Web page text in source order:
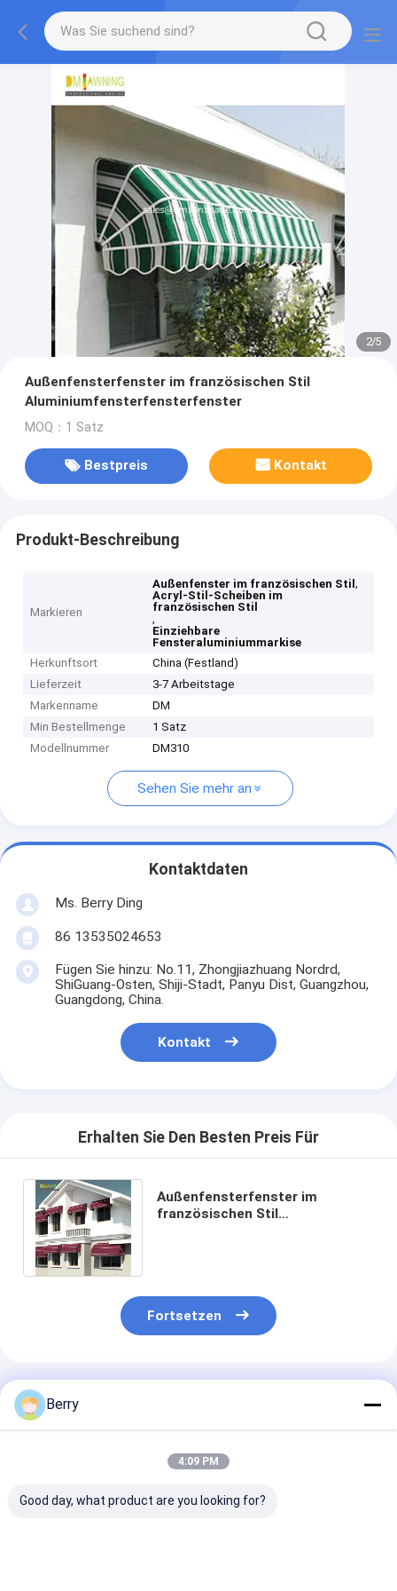
2/5
Außenfensterfenster im französischen Stil
Aluminiumfensterfensterfenster
MOQ：1 Satz
Bestpreis Kontakt
Produkt-Beschreibung
Markieren
Außenfenster im französischen Stil,
Acryl-Stil-Scheiben im
französischen Stil
,
Einziehbare
Fensteraluminiummarkise
Herkunftsort
China (Festland)
Lieferzeit
3-7 Arbeitstage
Markenname
DM
Min Bestellmenge
1 Satz
Modellnummer
DM310
Sehen Sie mehr an
Kontaktdaten
Ms. Berry Ding
86 13535024653
Fügen Sie hinzu: No.11, Zhongjiazhuang Nordrd,
ShiGuang-Osten, Shiji-Stadt, Panyu Dist, Guangzhou,
Guangdong, China.
Kontakt
Erhalten Sie Den Besten Preis Für
Außenfensterfenster im
französischen Stil
Fortsetzen
Empfohlene Produkte
Berry
4:09 PM
Good day, what product are you looking for?